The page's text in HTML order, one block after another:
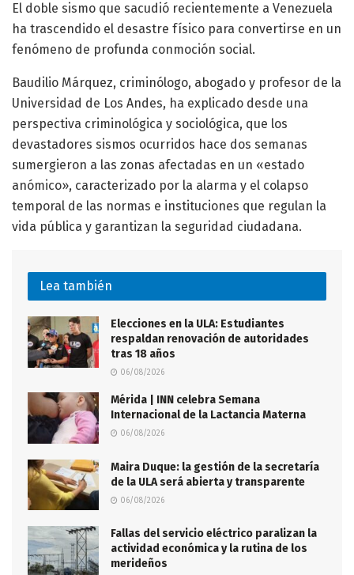
El doble sismo que sacudió recientemente a Venezuela
ha trascendido el desastre físico para convertirse en un
fenómeno de profunda conmoción social.
Baudilio Márquez, criminólogo, abogado y profesor de la
Universidad de Los Andes, ha explicado desde una
perspectiva criminológica y sociológica, que los
devastadores sismos ocurridos hace dos semanas
sumergieron a las zonas afectadas en un «estado
anómico», caracterizado por la alarma y el colapso
temporal de las normas e instituciones que regulan la
vida pública y garantizan la seguridad ciudadana.
Lea también
Elecciones en la ULA: Estudiantes
respaldan renovación de autoridades
tras 18 años
06/08/2026
Mérida | INN celebra Semana
Internacional de la Lactancia Materna
06/08/2026
Maira Duque: la gestión de la secretaría
de la ULA será abierta y transparente
06/08/2026
Fallas del servicio eléctrico paralizan la
actividad económica y la rutina de los
merideños